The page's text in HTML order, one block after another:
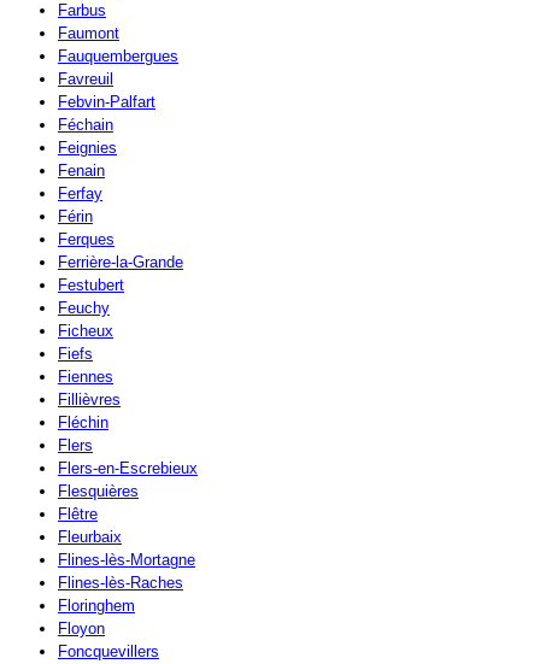
Farbus
Faumont
Fauquembergues
Favreuil
Febvin-Palfart
Féchain
Feignies
Fenain
Ferfay
Férin
Ferques
Ferrière-la-Grande
Festubert
Feuchy
Ficheux
Fiefs
Fiennes
Fillièvres
Fléchin
Flers
Flers-en-Escrebieux
Flesquières
Flêtre
Fleurbaix
Flines-lès-Mortagne
Flines-lès-Raches
Floringhem
Floyon
Foncquevillers